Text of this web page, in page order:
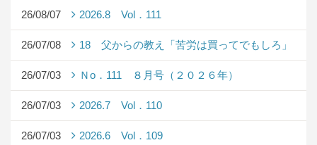
26/08/07 2026.8 Vol．111
26/07/08 18 父からの教え「苦労は買ってでもしろ」
26/07/03 Ｎo．111 ８月号（２０２６年）
26/07/03 2026.7 Vol．110
26/07/03 2026.6 Vol．109